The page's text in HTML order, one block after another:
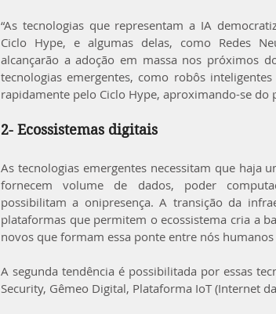
“As tecnologias que representam a IA
Ciclo Hype, e algumas delas, como Redes
alcançarão a adoção em massa nos próximos
tecnologias emergentes, como robôs
rapidamente pelo Ciclo Hype, aproximando-se do
2- Ecossistemas digitais
As tecnologias emergentes necessitam que haja
fornecem volume de dados, poder
possibilitam a onipresença. A transição da
plataformas que permitem o ecossistema cria a
novos que formam essa ponte entre nós humanos
A segunda tendência é possibilitada por essas
Security, Gêmeo Digital, Plataforma IoT (Internet